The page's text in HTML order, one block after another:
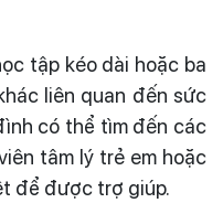
tập kéo dài hoặc ba
liên quan đến sức
có thể tìm đến các
tâm lý trẻ em hoặc
để được trợ giúp.